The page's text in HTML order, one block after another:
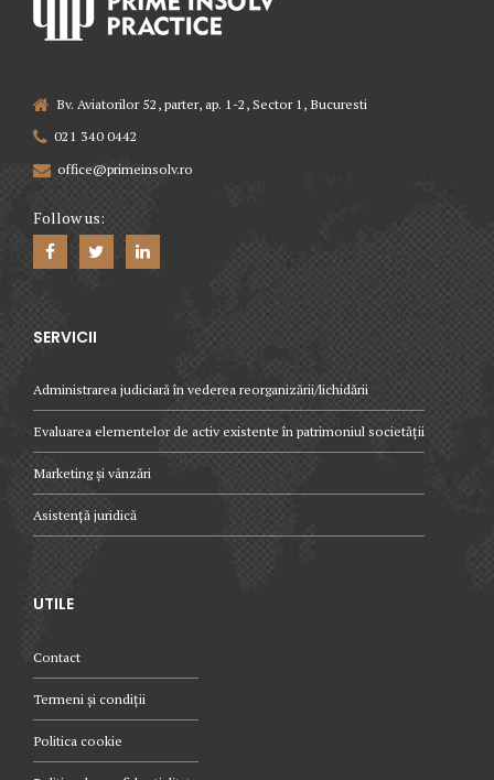
Bv. Aviatorilor 52, parter, ap. 1-2, Sector 1, Bucuresti
021 340 0442
office@primeinsolv.ro
Follow us:
SERVICII
Administrarea judiciară în vederea reorganizării/lichidării
Evaluarea elementelor de activ existente în patrimoniul societății
Marketing și vânzări
Asistență juridică
UTILE
Contact
Termeni și condiții
Politica cookie